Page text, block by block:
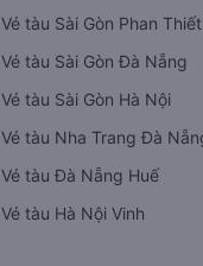
Vé tàu Sài Gòn Phan Thiết
Vé tàu Sài Gòn Đà Nẵng
Vé tàu Sài Gòn Hà Nội
Vé tàu Nha Trang Đà
Vé tàu Đà Nẵng Huế
Vé tàu Hà Nội Vinh